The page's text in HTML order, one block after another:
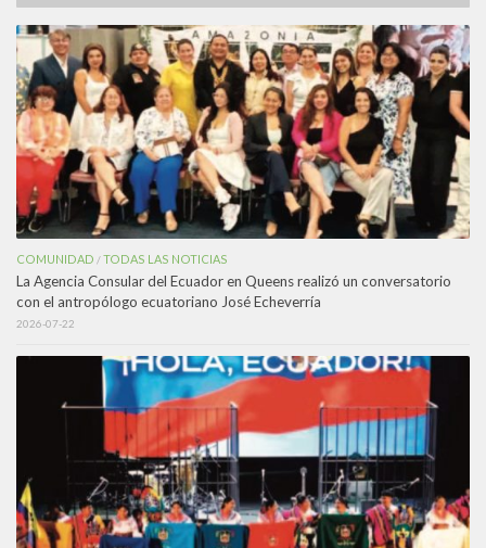
COMUNIDAD /TODAS LAS NOTICIAS
La Agencia Consular del Ecuador en Queens realizó un conversatorio
con el antropólogo ecuatoriano José Echeverría
2026-07-22